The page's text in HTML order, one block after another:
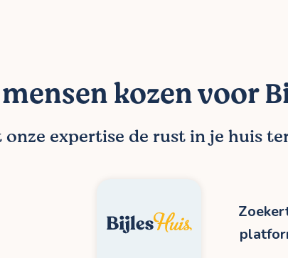
kozen voor
expertise de rust in je huis